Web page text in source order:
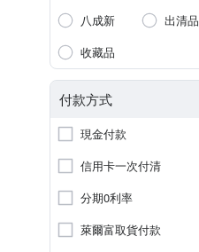
八成新
出清品
收藏品
付款方式
現金付款
信用卡一次付清
分期0利率
萊爾富取貨付款